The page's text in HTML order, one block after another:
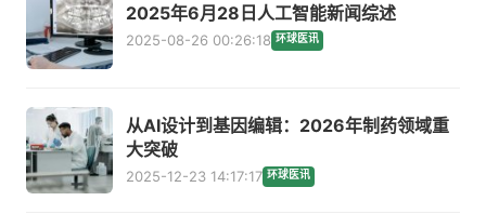
2025年6月28日人工智能新闻综述
2025-08-26 00:26:18 环球医讯
从AI设计到基因编辑：2026年制药领域重
大突破
2025-12-23 14:17:17 环球医讯